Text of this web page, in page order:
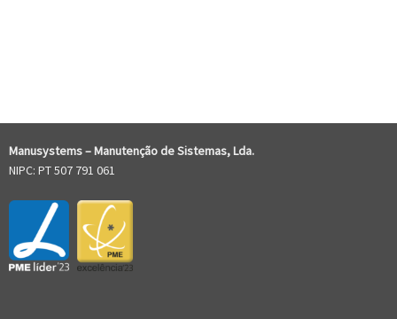
Manusystems –Manutenção de Sistemas, Lda.
NIPC: PT 507 791 061